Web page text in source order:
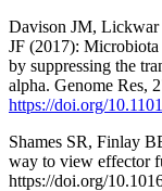
Davison JM,
JF (2017): Microbiota
by suppressing the
alpha. Genome Res,
https://doi.org/
Shames SR, Finlay
way to view effector
https://doi.org/